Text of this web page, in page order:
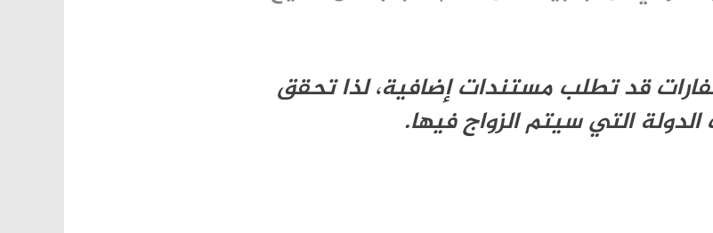
قد تطلب مستندات إضافية، لذا تحقق
التي سيتم الزواج فيها.